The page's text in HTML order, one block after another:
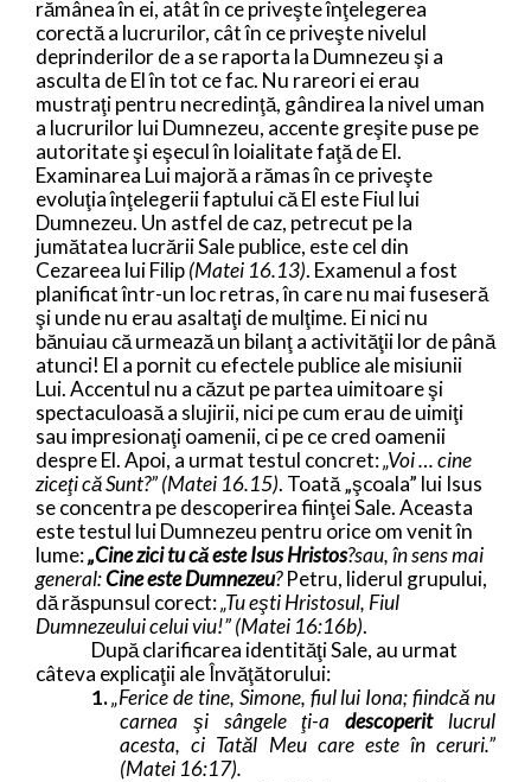
rămânea în ei, atât în ce priveşte înţelegerea
corectă a lucrurilor, cât în ce priveşte nivelul
deprinderilor de a se raporta la Dumnezeu şi a
asculta de El în tot ce fac. Nu rareori ei erau
mustraţi pentru necredinţă, gândirea la nivel uman
a lucrurilor lui Dumnezeu, accente greşite puse pe
autoritate şi eşecul în loialitate faţă de El.
Examinarea Lui majoră a rămas în ce priveşte
evoluţia înţelegerii faptului că El este Fiul lui
Dumnezeu. Un astfel de caz, petrecut pe la
jumătatea lucrării Sale publice, este cel din
Cezareea lui Filip(Matei 16.13). Examenul a fost
planificat într-un loc retras, în care nu mai fuseseră
şi unde nu erau asaltaţi de mulţime. Ei nici nu
bănuiau că urmează un bilanţ a activităţii lor de până
atunci! El a pornit cu efectele publice ale misiunii
Lui. Accentul nu a căzut pe partea uimitoare şi
spectaculoasă a slujirii, nici pe cum erau de uimiţi
sau impresionaţi oamenii, ci pe ce cred oamenii
despre El. Apoi, a urmat testul concret:„Voi … cine
ziceţi că Sunt?” (Matei 16.15). Toată „şcoala” lui Isus
se concentra pe descoperirea fiinţei Sale. Aceasta
este testul lui Dumnezeu pentru orice om venit în
lume:„Cine zici tu că este Isus Hristos?sau, în sens mai
general:Cine este Dumnezeu?Petru, liderul grupului,
dă răspunsul corect:„Tu eşti Hristosul, Fiul
Dumnezeului celui viu!” (Matei 16:16b).
După clarificarea identităţi Sale, au urmat
câteva explicaţii ale Învăţătorului:
1.„Ferice de tine, Simone, fiul lui Iona; fiindcă nu
carnea şi sângele ţi-adescoperitlucrul
acesta, ci Tatăl Meu care este în ceruri.”
(Matei 16:17).